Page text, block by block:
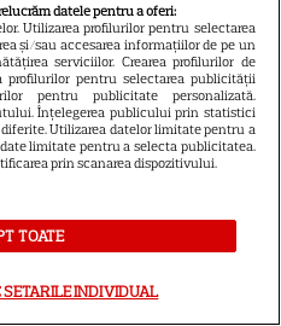
datele pentru a oferi:
Utilizarea profilurilor pentru selectarea
și/sau accesarea informațiilor de pe un
serviciilor. Crearea profilurilor de
profilurilor pentru selectarea publicității
pentru publicitate personalizată.
Înțelegerea publicului prin statistici
Utilizarea datelor limitate pentru a
limitate pentru a selecta publicitatea.
prin scanarea dispozitivului.
TOATE
INDIVIDUAL